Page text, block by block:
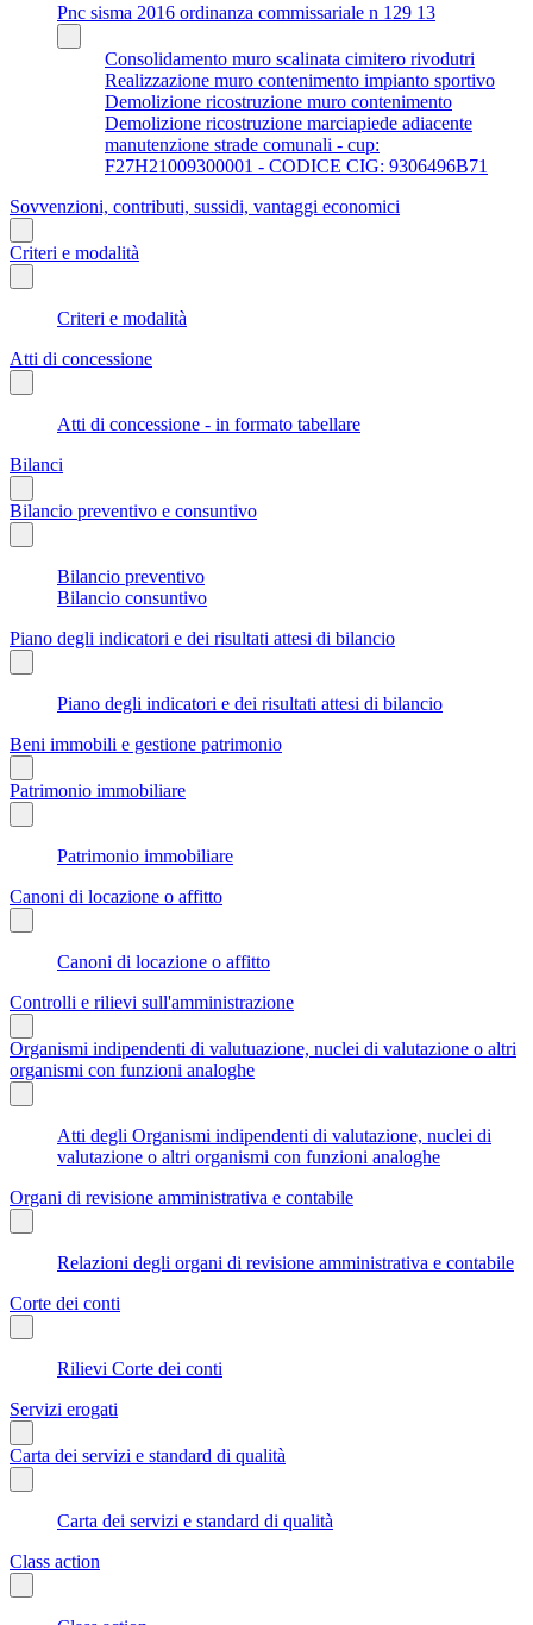
Pnc sisma 2016 ordinanza commissariale n 129 13
Consolidamento muro scalinata cimitero rivodutri
Realizzazione muro contenimento impianto sportivo
Demolizione ricostruzione muro contenimento
Demolizione ricostruzione marciapiede adiacente
manutenzione strade comunali - cup:
F27H21009300001 - CODICE CIG: 9306496B71
Sovvenzioni, contributi, sussidi, vantaggi economici
Criteri e modalità
Criteri e modalità
Atti di concessione
Atti di concessione - in formato tabellare
Bilanci
Bilancio preventivo e consuntivo
Bilancio preventivo
Bilancio consuntivo
Piano degli indicatori e dei risultati attesi di bilancio
Piano degli indicatori e dei risultati attesi di bilancio
Beni immobili e gestione patrimonio
Patrimonio immobiliare
Patrimonio immobiliare
Canoni di locazione o affitto
Canoni di locazione o affitto
Controlli e rilievi sull'amministrazione
Organismi indipendenti di valutuazione, nuclei di valutazione o altri
organismi con funzioni analoghe
Atti degli Organismi indipendenti di valutazione, nuclei di
valutazione o altri organismi con funzioni analoghe
Organi di revisione amministrativa e contabile
Relazioni degli organi di revisione amministrativa e contabile
Corte dei conti
Rilievi Corte dei conti
Servizi erogati
Carta dei servizi e standard di qualità
Carta dei servizi e standard di qualità
Class action